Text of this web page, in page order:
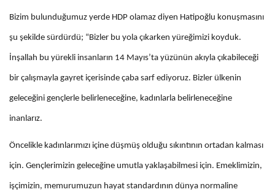
Bizim bulunduğumuz yerde HDP olamaz diyen Hatipoğlu konuşmasını
şu şekilde sürdürdü; “Bizler bu yola çıkarken yüreğimizi koyduk.
İnşallah bu yürekli insanların 14 Mayıs’ta yüzünün akıyla çıkabileceği
bir çalışmayla gayret içerisinde çaba sarf ediyoruz. Bizler ülkenin
geleceğini gençlerle belirleneceğine, kadınlarla belirleneceğine
inanlarız.
Öncelikle kadınlarımızı içine düşmüş olduğu sıkıntının ortadan kalması
için. Gençlerimizin geleceğine umutla yaklaşabilmesi için. Emeklimizin,
işçimizin, memurumuzun hayat standardının dünya normaline